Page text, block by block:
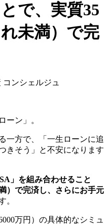
で、実質35
未満）で完
コンシェルジュ
ーン」。
一方で、「一生ローンに追
きそう」と不安になります
」を組み合わせること
）で完済し、さらにお手元
。
万円）の具体的なシミュ